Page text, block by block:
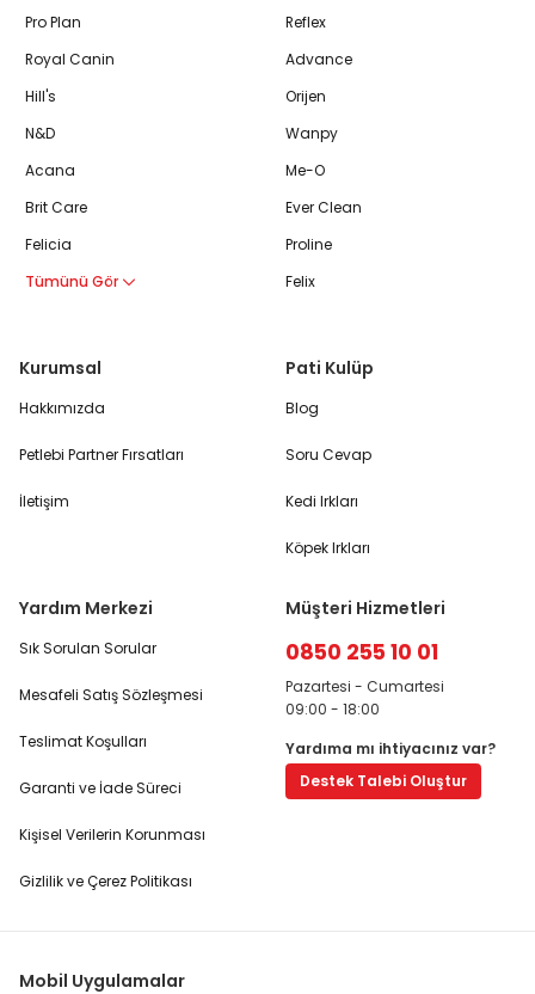
Pro Plan
Royal Canin
Hill's
N&D
Acana
Brit Care
Felicia
Tümünü Gör
Reflex
Advance
Orijen
Wanpy
Me-O
Ever Clean
Proline
Felix
Kurumsal
Hakkımızda
Petlebi Partner Fırsatları
İletişim
Pati Kulüp
Blog
Soru Cevap
Kedi Irkları
Köpek Irkları
Yardım Merkezi
Sık Sorulan Sorular
Mesafeli Satış Sözleşmesi
Teslimat Koşulları
Garanti ve İade Süreci
Kişisel Verilerin Korunması
Gizlilik ve Çerez Politikası
Müşteri Hizmetleri
0850 255 10 01
Pazartesi - Cumartesi
09:00 - 18:00
Yardıma mı ihtiyacınız var?
Destek Talebi Oluştur
Mobil Uygulamalar